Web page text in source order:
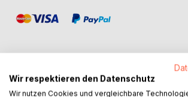
BESCHREIBUNG
Wir respektieren den Datenschutz
Wir nutzen Cookies und vergleichbare